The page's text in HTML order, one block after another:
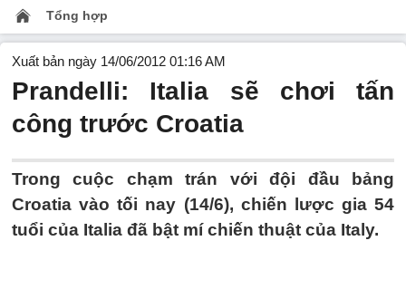
Tổng hợp
Xuất bản ngày 14/06/2012 01:16 AM
Prandelli: Italia sẽ chơi tấn
công trước Croatia
Trong cuộc chạm trán với đội đầu bảng
Croatia vào tối nay (14/6), chiến lược gia 54
tuổi của Italia đã bật mí chiến thuật của Italy.